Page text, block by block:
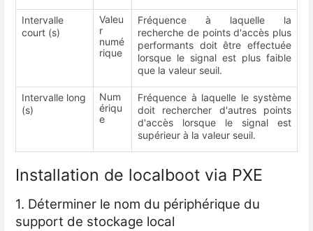
Intervalle
court (s)
Valeu
r
numé
rique
Fréquence à laquelle la
recherche de points d'accès plus
performants doit être effectuée
lorsque le signal est plus faible
que la valeur seuil.
Intervalle long
(s)
Num
ériqu
e
Fréquence à laquelle le système
doit rechercher d'autres points
d'accès lorsque le signal est
supérieur à la valeur seuil.
Installation de localboot via PXE
1. Déterminer le nom du périphérique du
support de stockage local